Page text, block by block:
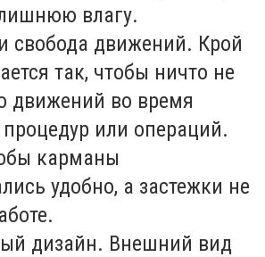
влагу.
свобода движений. Крой
так, чтобы ничто не
движений во время
или операций.
карманы
удобно, а застежки не
дизайн. Внешний вид